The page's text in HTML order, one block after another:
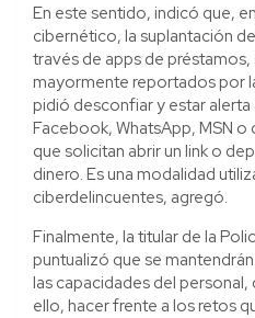
En este sentido, indicó que,
cibernético, la suplantación
través de apps de
mayormente reportados por
pidió desconfiar y estar alerta
Facebook, WhatsApp, MSN
que solicitan abrir un link o
dinero. Es una modalidad
ciberdelincuentes, agregó.
Finalmente, la titular de la
puntualizó que se
las capacidades del
ello, hacer frente a los retos